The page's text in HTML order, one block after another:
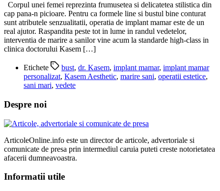
Corpul unei femei reprezinta frumusetea si delicatetea stilistica din
cap pana-n picioare. Pentru ca formele line si bustul bine conturat
sunt atributele senzualitatii, operatia de implant mamar este de un
real ajutor. Raspandita peste tot in lume in randul vedetelor,
interventia de marire a sanilor vine acum la standarde high-class in
clinica doctorului Kasem […]
Etichete bust, dr. Kasem, implant mamar, implant mamar
personalizat, Kasem Aesthetic, marire sani, operatii estetice,
sani mari, vedete
Despre noi
ArticoleOnline.info este un director de articole, advertoriale si
comunicate de presa prin intermediul caruia puteti creste notorietatea
afacerii dumneavoastra.
Informatii utile